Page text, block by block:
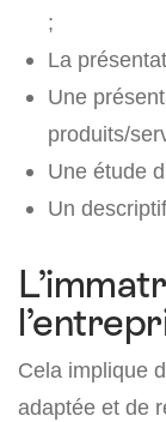
;
La
Une
produits/
Une étude
Un
Cela implique
adaptée et de